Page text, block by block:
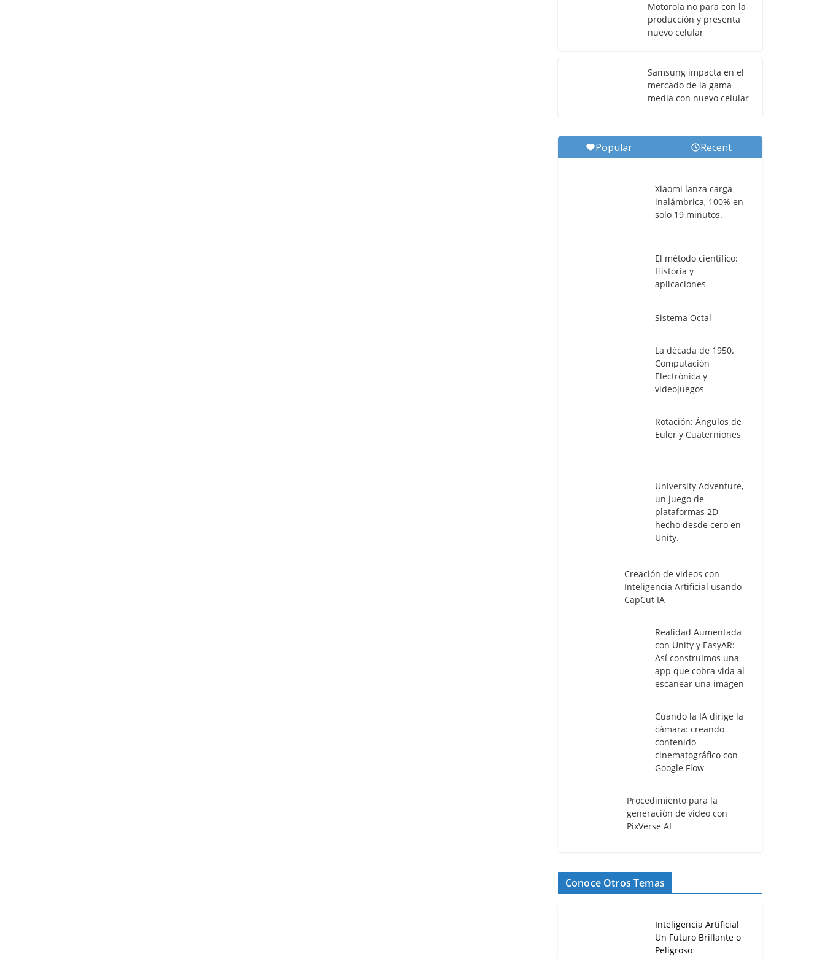
Motorola no para con la
producción y presenta
nuevo celular
Samsung impacta en el
mercado de la gama
media con nuevo celular
Popular Recent
Xiaomi lanza carga
inalámbrica, 100% en
solo 19 minutos.
El método científico:
Historia y
aplicaciones
Sistema Octal
La década de 1950.
Computación
Electrónica y
videojuegos
Rotación: Ángulos de
Euler y Cuaterniones
University Adventure,
un juego de
plataformas 2D
hecho desde cero en
Unity.
Creación de videos con
Inteligencia Artificial usando
CapCut IA
Realidad Aumentada
con Unity y EasyAR:
Así construimos una
app que cobra vida al
escanear una imagen
Cuando la IA dirige la
cámara: creando
contenido
cinematográfico con
Google Flow
Procedimiento para la
generación de video con
PixVerse AI
Conoce Otros Temas
Inteligencia Artificial
Un Futuro Brillante o
Peligroso